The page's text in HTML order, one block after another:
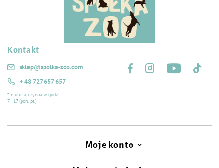
Kontakt
sklep@spolka-zoo.com
+ 48 727 657 657
*Infolinia czynna w godz.
7 - 17 (pon.-pt.)
Moje konto